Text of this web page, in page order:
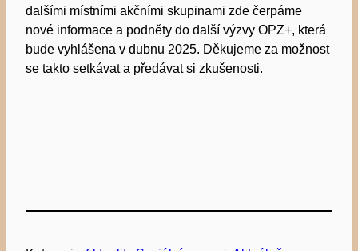
dalšími místními akčními skupinami zde čerpáme
nové informace a podněty do další výzvy OPZ+, která
bude vyhlášena v dubnu 2025. Děkujeme za možnost
se takto setkávat a předávat si zkušenosti.